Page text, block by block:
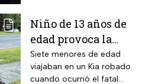
Niño de 13 años de
edad provoca la
muerte un hombre de
58 años y deja 6
Siete menores de edad
viajaban en un Kia robado
cuando ocurrió el fatal